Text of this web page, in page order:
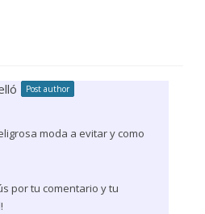
Post author
moda a evitar y como
por tu comentario y tu